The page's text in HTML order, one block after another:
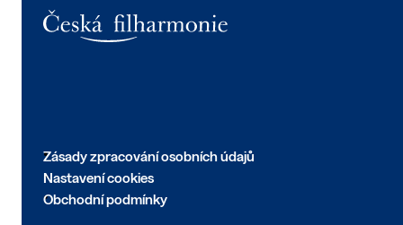
Zásady zpracování osobních údajů
Nastavení cookies
Obchodní podmínky